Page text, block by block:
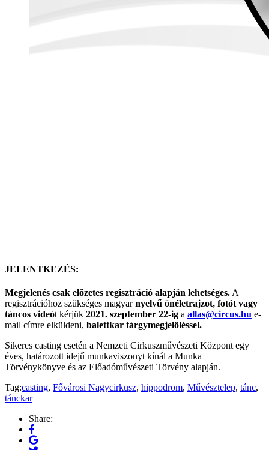
JELENTKEZÉS:
Megjelenés csak előzetes regisztráció alapján lehetséges. A
regisztrációhoz szükséges magyarnyelvű önéletrajzot, fotót vagy
táncos videót kérjük 2021. szeptember 22-ig a allas@circus.hu e-
mail címre elküldeni, balettkar tárgymegjelöléssel.
Sikeres casting esetén a Nemzeti Cirkuszművészeti Központ egy
éves, határozott idejű munkaviszonyt kínál a Munka
Törvénykönyve és az Előadóművészeti Törvény alapján.
Tag:casting, Fővárosi Nagycirkusz, hippodrom, Művésztelep, tánc,
tánckar
Share: